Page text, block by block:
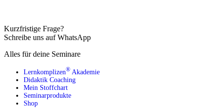
Kurzfristige Frage?
Schreibe uns auf WhatsApp
Alles für deine Seminare
Lernkomplizen® Akademie
Didaktik Coaching
Mein Stoffchart
Seminarprodukte
Shop